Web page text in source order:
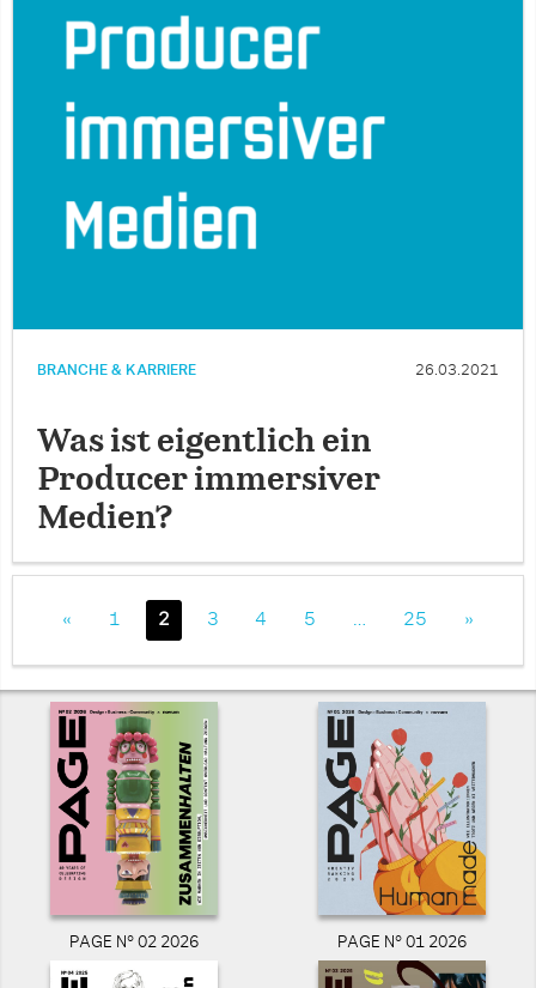
BRANCHE & KARRIERE 26.03.2021
Was ist eigentlich ein
Producer immersiver
Medien?
« 1 2 3 4 5 25 »
PAGE N° 02 2026 PAGE N° 01 2026